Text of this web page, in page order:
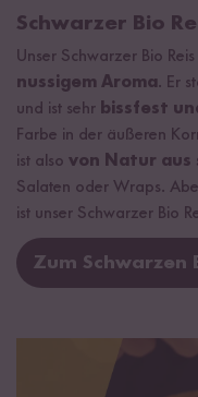
Schwarzer Bio
Unser Schwarzer Bio
nussigem Aroma. Er
und ist sehr bissfest
Farbe in der äußeren
ist also von Natur aus
Salaten oder Wraps.
ist unser Schwarzer Bio
Zum Schwarzen